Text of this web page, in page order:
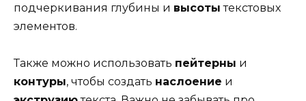
подчеркивания глубины и высоты текстовых
элементов.
Также можно использовать пейтерны и
контуры, чтобы создать наслоение и